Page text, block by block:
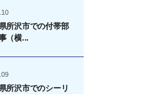
所沢市での付帯部
（横...
所沢市でのシーリ